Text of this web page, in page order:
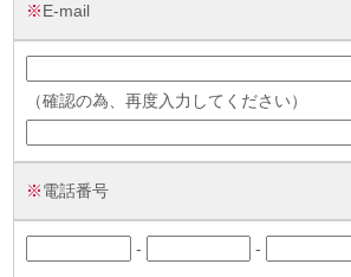
※E-mail
（確認の為、再度入力してください）
※電話番号
- -